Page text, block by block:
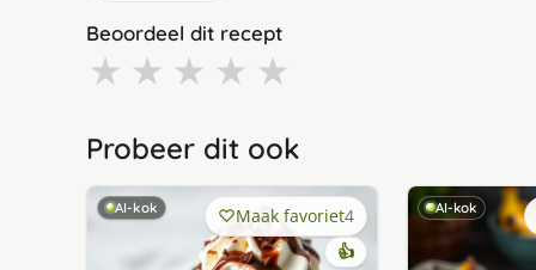
Beoordeel dit recept
★ ★ ★ ★ ★
Probeer dit ook
AI-kok Maak favoriet4
👍
AI-kok